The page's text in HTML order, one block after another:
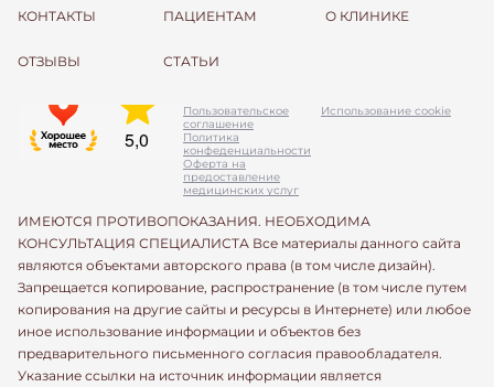
КОНТАКТЫ ПАЦИЕНТАМ О КЛИНИКЕ
ОТЗЫВЫ СТАТЬИ
Пользовательское
соглашение
Политика
конфеденциальности
Оферта на
предоставление
медицинских услуг
Использование cookie
ИМЕЮТСЯ ПРОТИВОПОКАЗАНИЯ. НЕОБХОДИМА
КОНСУЛЬТАЦИЯ СПЕЦИАЛИСТА Все материалы данного сайта
являются объектами авторского права (в том числе дизайн).
Запрещается копирование, распространение (в том числе путем
копирования на другие сайты и ресурсы в Интернете) или любое
иное использование информации и объектов без
предварительного письменного согласия правообладателя.
Указание ссылки на источник информации является